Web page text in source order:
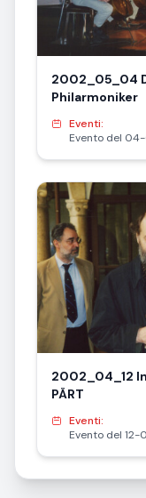
2002_05_04
Philarmoniker
Eventi:
Evento del
2002_04_12
PÄRT
Eventi:
Evento del